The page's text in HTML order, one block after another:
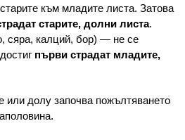
към младите листа. Затова
старите, долни листа.
сяра, калций, бор) — не се
първи страдат младите,
или долу започва пожълтяването